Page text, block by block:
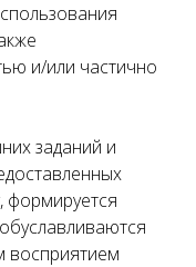
и/или частично
заданий и
формируется
восприятием